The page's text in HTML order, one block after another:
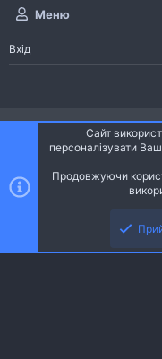
Меню
Вхід
Ніч
Українська (UA)
S
Community platform by
Community platform by
Сайт
персоналізувати
Продовжуючи